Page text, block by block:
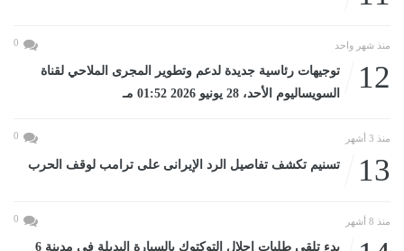
منذ شهر واحد 0
12
توجيهات رئاسية جديدة لدعم وتطوير المجرى الملاحي لقناة
السويساليوم الأحد، 28 يونيو 2026 01:52 مـ
منذ 3 أشهر 0
13 تسنيم تكشف تفاصيل الرد الإيرانى على ترامب لوقف الحرب
منذ 8 أشهر 0
بدء تلقى طلبات إحلال التوكتوك بالسيارة البديلة فى مدينة 6